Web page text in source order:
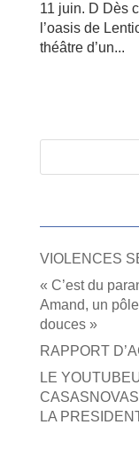
11 juin. D Dès
l’oasis de
théâtre d’un...
VIOLENCES
« C’est du
Amand, un
douces »
RAPPORT
LE
LA